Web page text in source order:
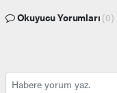
Okuyucu Yorumları (0)